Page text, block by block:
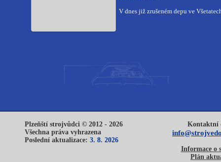
V dnes již zrušeném depu ve
Plzeňští strojvůdci © 2012 - 2026
Všechna práva vyhrazena
Poslední aktualizace: 3. 8. 2026
Kontaktní
Informace o
Plán